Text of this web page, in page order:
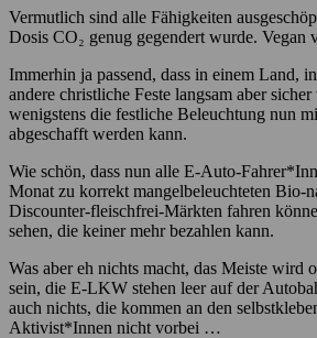
Vermutlich sind alle Fähigkeiten
Dosis CO₂ genug gegendert wurde. Vegan
Immerhin ja passend, dass in einem Land,
andere christliche Feste langsam aber
wenigstens die festliche Beleuchtung nun
abgeschafft werden kann.
Wie schön, dass nun alle E-Auto-
Monat zu korrekt mangelbeleuchteten Bio-
Discounter-fleischfrei-Märkten fahren
sehen, die keiner mehr bezahlen kann.
Was aber eh nichts macht, das Meiste wird
sein, die E-LKW stehen leer auf der
auch nichts, die kommen an den
Aktivist*Innen nicht vorbei …